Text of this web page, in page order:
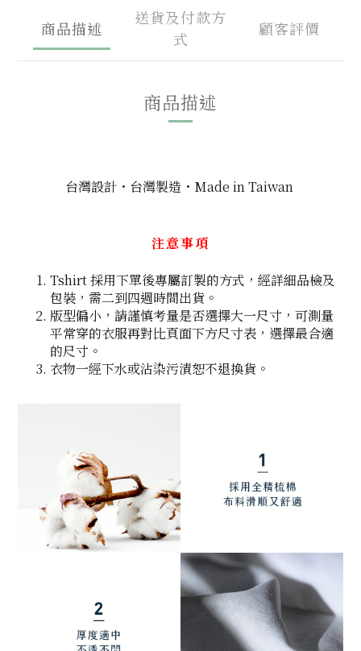
商品描述
送貨及付款方
式
顧客評價
商品描述
台灣設計・台灣製造・Made in Taiwan
注意事項
Tshirt 採用下單後專屬訂製的方式，經詳細品檢及
包裝，需二到四週時間出貨。
版型偏小，請謹慎考量是否選擇大一尺寸，可測量
平常穿的衣服再對比頁面下方尺寸表，選擇最合適
的尺寸。
衣物一經下水或沾染污漬恕不退換貨。